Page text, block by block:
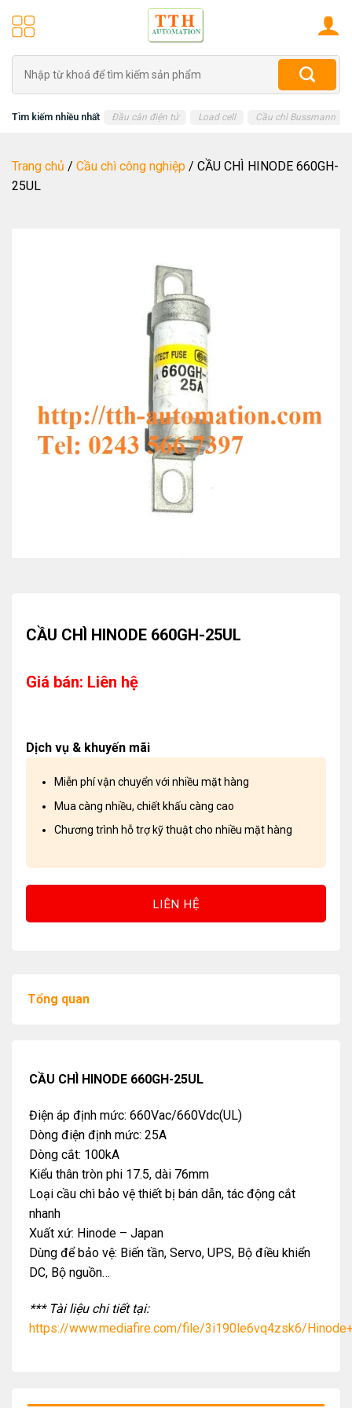
kiếm:
Tìm kiếm nhiều nhất Đầu cân điện tử Load cell Cầu chì Bussmann
Trang chủ / Cầu chì công nghiệp / CẦU CHÌ HINODE 660GH-
25UL
CẦU CHÌ HINODE 660GH-25UL
Giá bán: Liên hệ
Dịch vụ & khuyến mãi
Miễn phí vận chuyển với nhiều mặt hàng
Mua càng nhiều, chiết khấu càng cao
Chương trình hỗ trợ kỹ thuật cho nhiều mặt hàng
LIÊN HỆ
Tổng quan
CẦU CHÌ HINODE 660GH-25UL
Điện áp định mức: 660Vac/660Vdc(UL)
Dòng điện định mức: 25A
Dòng cắt: 100kA
Kiểu thân tròn phi 17.5, dài 76mm
Loại cầu chì bảo vệ thiết bị bán dẫn, tác động cắt
nhanh
Xuất xứ: Hinode – Japan
Dùng để bảo vệ: Biến tần, Servo, UPS, Bộ điều khiển
DC, Bộ nguồn…
*** Tài liệu chi tiết tại:
https://www.mediafire.com/file/3i190le6vq4zsk6/